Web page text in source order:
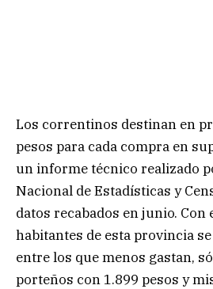
Los correntinos destinan en
pesos para cada compra en
un informe técnico realizado
Nacional de Estadísticas y
datos recabados en junio. Con
habitantes de esta provincia
entre los que menos gastan,
porteños con 1.899 pesos y